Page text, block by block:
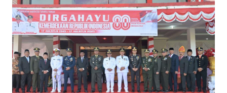
WN
PAPUA
WN
PAPUA
BARAT